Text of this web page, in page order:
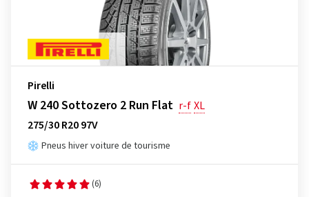
Pirelli
W 240 Sottozero 2 Run Flat r-fXL
275/30 R20 97V
Pneus hiver voiture de tourisme
(6)